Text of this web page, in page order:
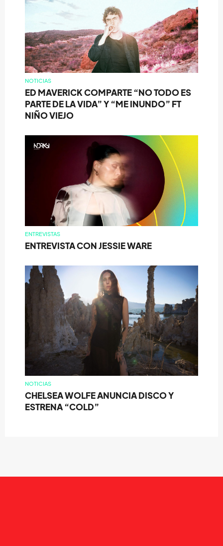
NOTICIAS
ED MAVERICK COMPARTE “NO TODO ES
PARTE DE LA VIDA” Y “ME INUNDO” FT
NIÑO VIEJO
ENTREVISTAS
ENTREVISTA CON JESSIE WARE
NOTICIAS
CHELSEA WOLFE ANUNCIA DISCO Y
ESTRENA “COLD”